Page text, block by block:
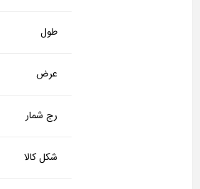
طول
عرض
رج شمار
شکل کالا